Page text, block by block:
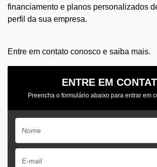
financiamento e planos personalizados
perfil da sua empresa.
Entre em contato conosco e saiba mais.
ENTRE EM
Preencha o formulário abaixo para entrar em